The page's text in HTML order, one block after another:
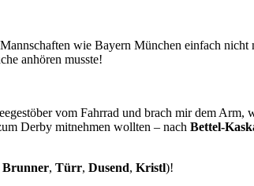
wie Bayern München einfach nicht
anhören musste!
vom Fahrrad und brach mir dem
Derby mitnehmen wollten – nach Bettel-
Brunner, Türr, Dusend, Kristl)!